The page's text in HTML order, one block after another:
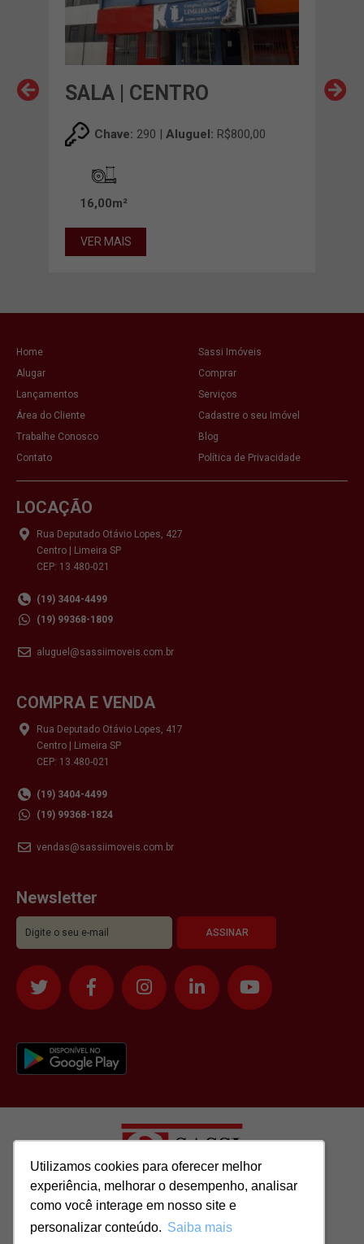
Utilizamos cookies para oferecer melhor
experiência, melhorar o desempenho, analisar
como você interage em nosso site e
personalizar conteúdo. Saiba mais
Utilizamos cookies para oferecer melhor
experiência, melhorar o desempenho, analisar
como você interage em nosso site e
personalizar conteúdo. Saiba mais
SALA | CENTRO
Chave: 290 | Aluguel: R$800,00
16,00m²
VER MAIS
Home
Sassi Imóveis
Alugar
Comprar
Lançamentos
Serviços
Área do Cliente
Cadastre o seu Imóvel
Trabalhe Conosco
Blog
Contato
Política de Privacidade
LOCAÇÃO
Rua Deputado Otávio Lopes, 427
Centro | Limeira SP
CEP: 13.480-021
(19) 3404-4499
(19) 99368-1809
aluguel@sassiimoveis.com.br
COMPRA E VENDA
Rua Deputado Otávio Lopes, 417
Centro | Limeira SP
CEP: 13.480-021
(19) 3404-4499
(19) 99368-1824
vendas@sassiimoveis.com.br
Newsletter
Todos os direitos reservados para: SASSI IMÓVEIS LTDA | CNPJ:
51.417.293/0001-48 | CRECI: J-04970/1